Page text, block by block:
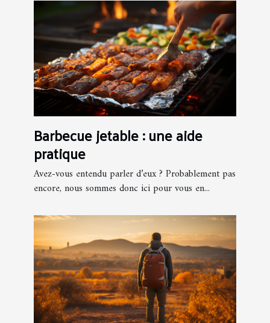
Barbecue jetable : une aide
pratique
Avez-vous entendu parler d’eux ? Probablement pas
encore, nous sommes donc ici pour vous en...